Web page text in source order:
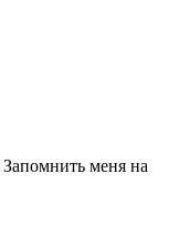
Запомнить меня на